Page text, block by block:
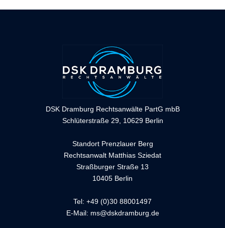
DSK Dramburg Rechtsanwälte PartG mbB
Schlüterstraße 29, 10629 Berlin
Standort Prenzlauer Berg
Rechtsanwalt Matthias Sziedat
Straßburger Straße 13
10405 Berlin
Tel: +49 (0)30 88001497
E-Mail: ms@dskdramburg.de